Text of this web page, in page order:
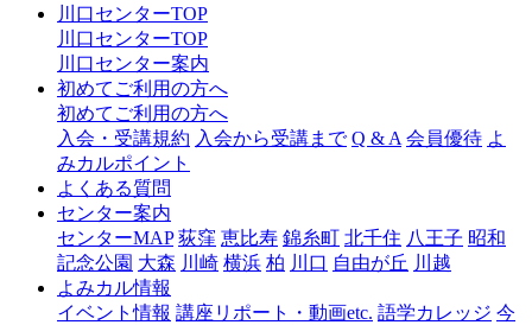
ャ
口
川口センターTOP
川口センターTOP
川口センター案内
初めてご利用の方へ
初めてご利用の方へ
入会・受講規約 入会から受講まで Q & A 会員優待 よ
みカルポイント
よくある質問
センター案内
センターMAP 荻窪 恵比寿 錦糸町 北千住 八王子 昭和
記念公園 大森 川崎 横浜 柏 川口 自由が丘 川越
よみカル情報
イベント情報 講座リポート・動画etc. 語学カレッジ 今